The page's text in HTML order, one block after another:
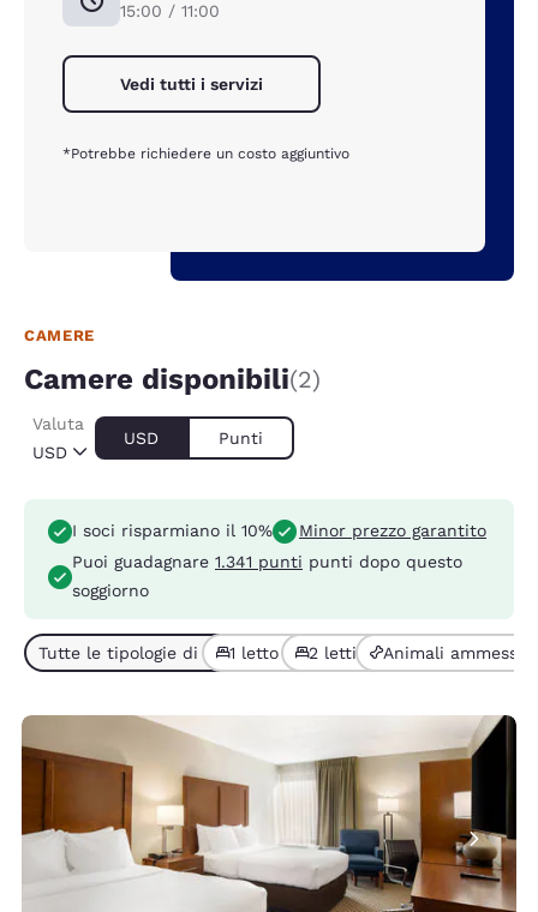
15:00 / 11:00
Vedi tutti i servizi
*Potrebbe richiedere un costo aggiuntivo
CAMERE
Camere disponibili(2)
USD
Valuta
USD Punti
I soci risparmiano il 10%
Minor prezzo garantito
Puoi guadagnare 1.341 punti punti dopo questo
soggiorno
Tutte le tipologie di camera (2)
1 letto (1) 2 letti (1)Animali ammessi